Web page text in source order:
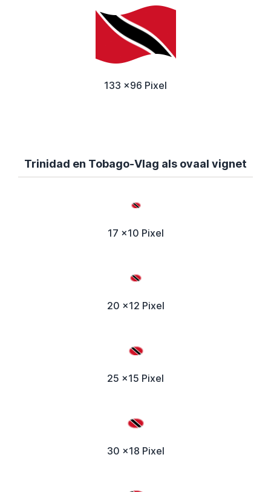
133 x96 Pixel
Trinidad en Tobago-Vlag als ovaal vignet
17 x10 Pixel
20 x12 Pixel
25 x15 Pixel
30 x18 Pixel